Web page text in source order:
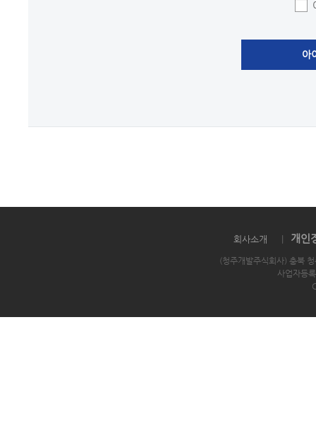
아
회사소개 개인
(청주개발주식회사) 충북
사업자등